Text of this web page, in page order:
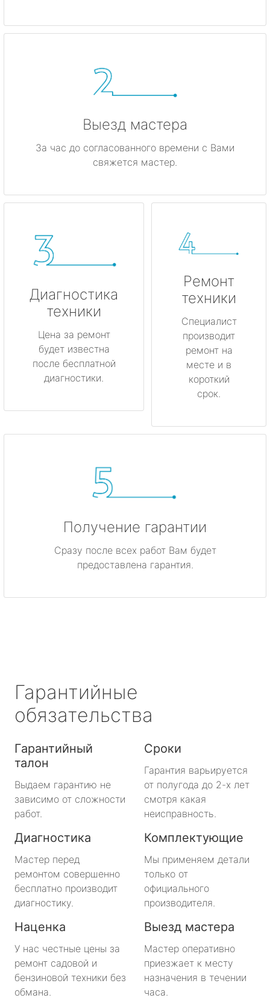
Выезд мастера
За час до согласованного времени с Вами
свяжется мастер.
Диагностика
техники
Цена за ремонт
будет известна
после бесплатной
диагностики.
Ремонт
техники
Специалист
производит
ремонт на
месте и в
короткий
срок.
Получение гарантии
Сразу после всех работ Вам будет
предоставлена гарантия.
Гарантийные
обязательства
Гарантийный
талон
Выдаем гарантию не
зависимо от сложности
работ.
Сроки
Гарантия варьируется
от полугода до 2-х лет
смотря какая
неисправность.
Диагностика
Мастер перед
ремонтом совершенно
бесплатно производит
диагностику.
Комплектующие
Мы применяем детали
только от
официального
производителя.
Наценка
У нас честные цены за
ремонт садовой и
бензиновой техники без
обмана.
Выезд мастера
Мастер оперативно
приезжает к месту
назначения в течении
часа.